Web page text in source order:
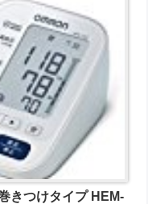
きつけタイプ HEM-